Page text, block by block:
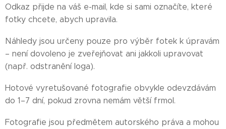
Odkaz přijde na váš e-mail, kde si sami označíte, které
fotky chcete, abych upravila.
Náhledy jsou určeny pouze pro výběr fotek k úpravám
– není dovoleno je zveřejňovat ani jakkoli upravovat
(např. odstranění loga).
Hotové vyretušované fotografie obvykle odevzdávám
do 1–7 dní, pokud zrovna nemám větší frmol.
Fotografie jsou předmětem autorského práva a mohou